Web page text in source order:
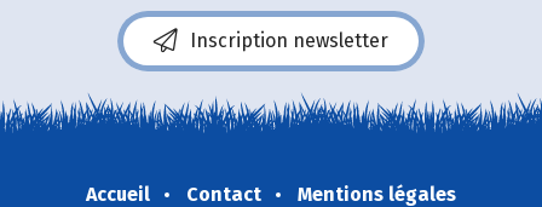
Inscription newsletter
Accueil Contact
Mentions légales